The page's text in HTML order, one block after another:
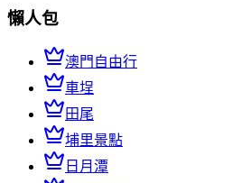
懶人包
澳門自由行
車埕
田尾
埔里景點
日月潭